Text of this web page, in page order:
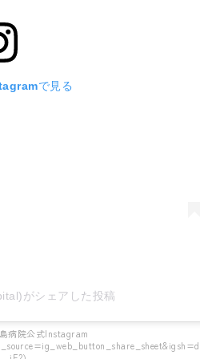
で見る
がシェアした投稿
病院公式Instagram